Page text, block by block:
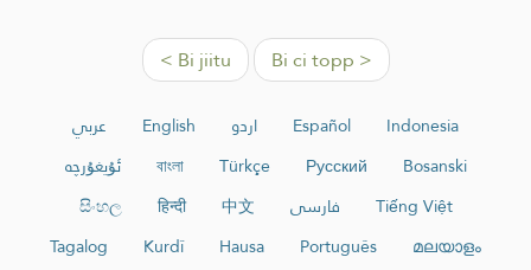
< Bi jiitu Bi ci topp >
عربي English اردو Español
Indonesia
ئۇيغۇرچە
বাংলা Türkçe Русский
Bosanski
සිංහල
हिन्दी 中文 فارسی
Tiếng Việt
Tagalog
Kurdî Hausa Português
മലയാളം